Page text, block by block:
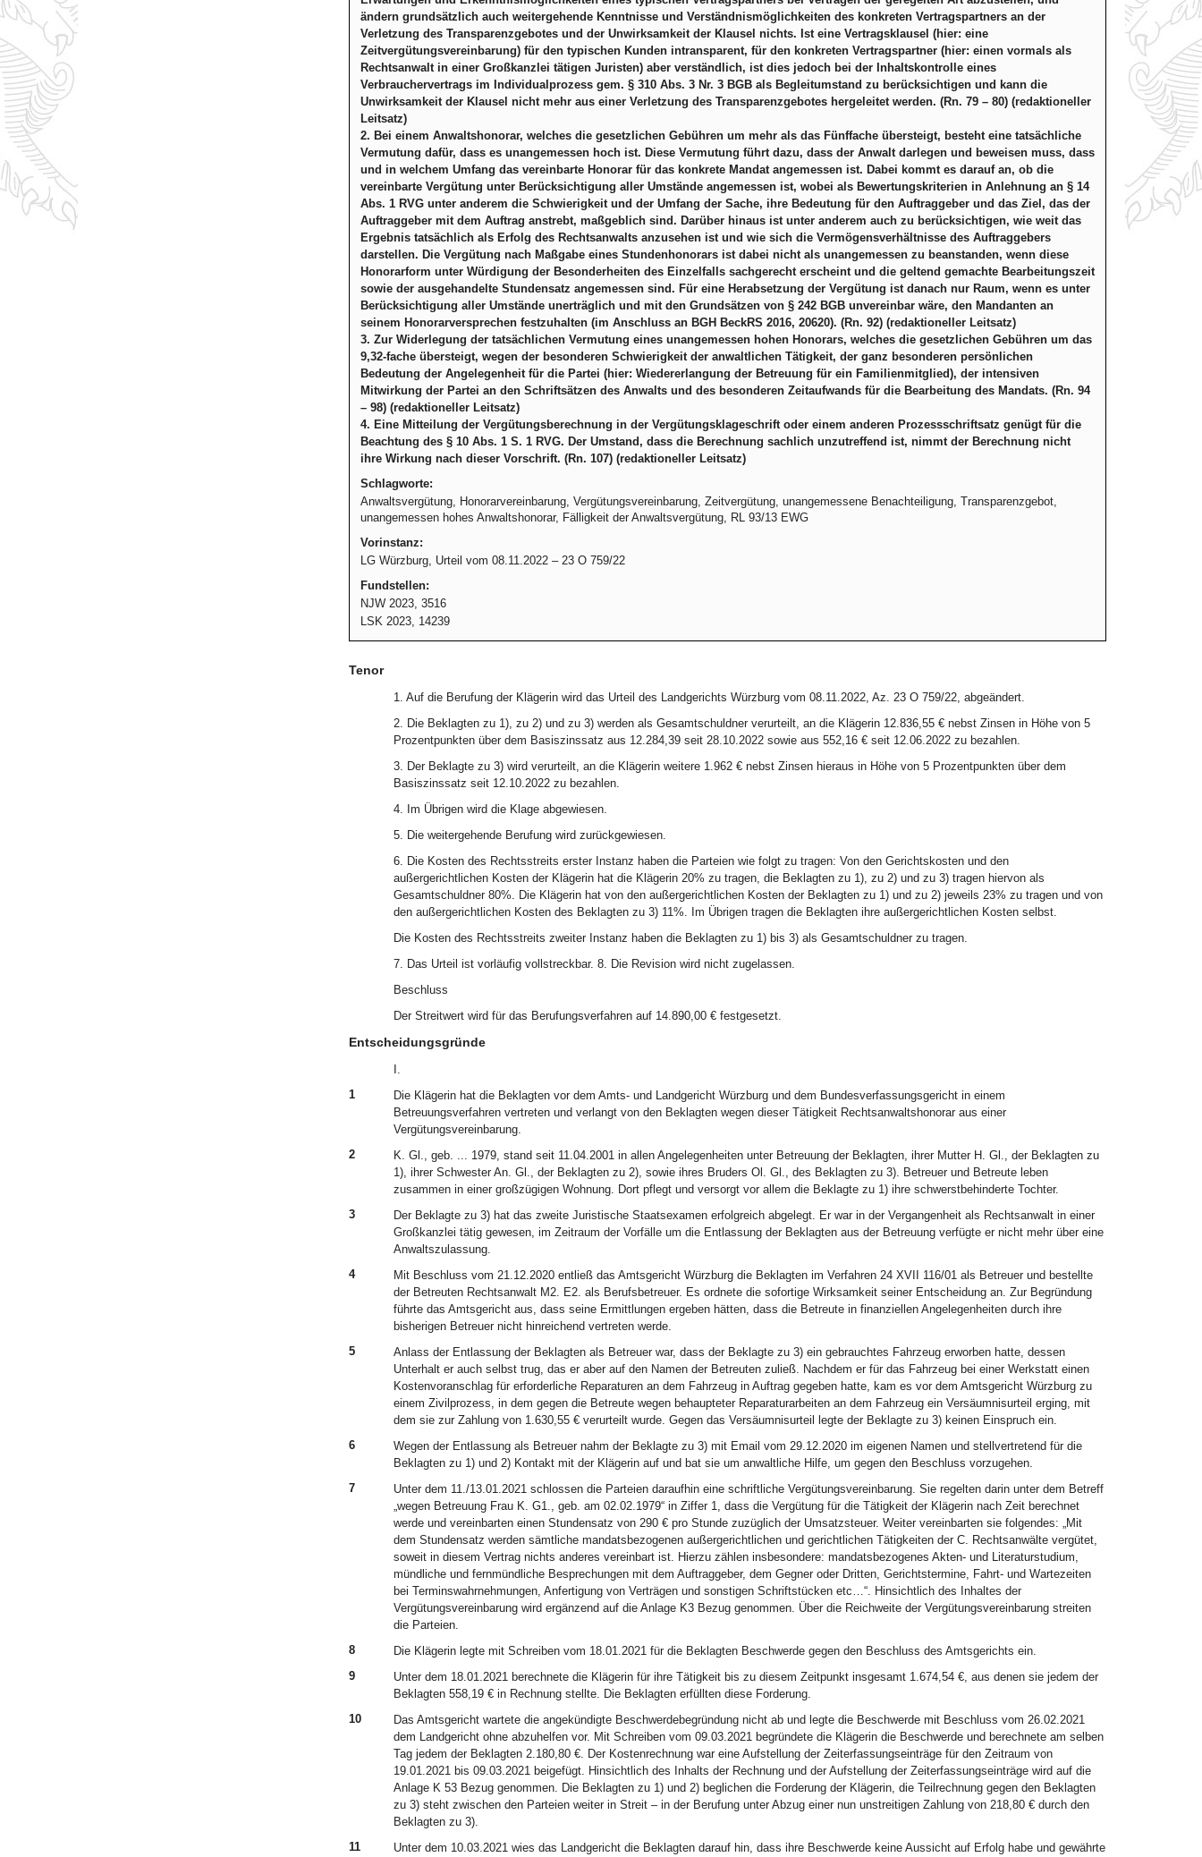
ändern grundsätzlich auch weitergehende Kenntnisse und Verständnismöglichkeiten des konkreten Vertragspartners an der
Verletzung des Transparenzgebotes und der Unwirksamkeit der Klausel nichts. Ist eine Vertragsklausel (hier: eine
Zeitvergütungsvereinbarung) für den typischen Kunden intransparent, für den konkreten Vertragspartner (hier: einen vormals als
Rechtsanwalt in einer Großkanzlei tätigen Juristen) aber verständlich, ist dies jedoch bei der Inhaltskontrolle eines
Verbrauchervertrags im Individualprozess gem. § 310 Abs. 3 Nr. 3 BGB als Begleitumstand zu berücksichtigen und kann die
Unwirksamkeit der Klausel nicht mehr aus einer Verletzung des Transparenzgebotes hergeleitet werden. (Rn. 79 – 80) (redaktioneller
Leitsatz)
2. Bei einem Anwaltshonorar, welches die gesetzlichen Gebühren um mehr als das Fünffache übersteigt, besteht eine tatsächliche
Vermutung dafür, dass es unangemessen hoch ist. Diese Vermutung führt dazu, dass der Anwalt darlegen und beweisen muss, dass
und in welchem Umfang das vereinbarte Honorar für das konkrete Mandat angemessen ist. Dabei kommt es darauf an, ob die
vereinbarte Vergütung unter Berücksichtigung aller Umstände angemessen ist, wobei als Bewertungskriterien in Anlehnung an § 14
Abs. 1 RVG unter anderem die Schwierigkeit und der Umfang der Sache, ihre Bedeutung für den Auftraggeber und das Ziel, das der
Auftraggeber mit dem Auftrag anstrebt, maßgeblich sind. Darüber hinaus ist unter anderem auch zu berücksichtigen, wie weit das
Ergebnis tatsächlich als Erfolg des Rechtsanwalts anzusehen ist und wie sich die Vermögensverhältnisse des Auftraggebers
darstellen. Die Vergütung nach Maßgabe eines Stundenhonorars ist dabei nicht als unangemessen zu beanstanden, wenn diese
Honorarform unter Würdigung der Besonderheiten des Einzelfalls sachgerecht erscheint und die geltend gemachte Bearbeitungszeit
sowie der ausgehandelte Stundensatz angemessen sind. Für eine Herabsetzung der Vergütung ist danach nur Raum, wenn es unter
Berücksichtigung aller Umstände unerträglich und mit den Grundsätzen von § 242 BGB unvereinbar wäre, den Mandanten an
seinem Honorarversprechen festzuhalten (im Anschluss an BGH BeckRS 2016, 20620). (Rn. 92) (redaktioneller Leitsatz)
3. Zur Widerlegung der tatsächlichen Vermutung eines unangemessen hohen Honorars, welches die gesetzlichen Gebühren um das
9,32-fache übersteigt, wegen der besonderen Schwierigkeit der anwaltlichen Tätigkeit, der ganz besonderen persönlichen
Bedeutung der Angelegenheit für die Partei (hier: Wiedererlangung der Betreuung für ein Familienmitglied), der intensiven
Mitwirkung der Partei an den Schriftsätzen des Anwalts und des besonderen Zeitaufwands für die Bearbeitung des Mandats. (Rn. 94
– 98) (redaktioneller Leitsatz)
4. Eine Mitteilung der Vergütungsberechnung in der Vergütungsklageschrift oder einem anderen Prozessschriftsatz genügt für die
Beachtung des § 10 Abs. 1 S. 1 RVG. Der Umstand, dass die Berechnung sachlich unzutreffend ist, nimmt der Berechnung nicht
ihre Wirkung nach dieser Vorschrift. (Rn. 107) (redaktioneller Leitsatz)
Schlagworte:
Anwaltsvergütung, Honorarvereinbarung, Vergütungsvereinbarung, Zeitvergütung, unangemessene Benachteiligung, Transparenzgebot,
unangemessen hohes Anwaltshonorar, Fälligkeit der Anwaltsvergütung, RL 93/13 EWG
Vorinstanz:
LG Würzburg, Urteil vom 08.11.2022 – 23 O 759/22
Fundstellen:
NJW 2023, 3516
LSK 2023, 14239
Tenor
1. Auf die Berufung der Klägerin wird das Urteil des Landgerichts Würzburg vom 08.11.2022, Az. 23 O 759/22, abgeändert.
2. Die Beklagten zu 1), zu 2) und zu 3) werden als Gesamtschuldner verurteilt, an die Klägerin 12.836,55 € nebst Zinsen in Höhe von 5
Prozentpunkten über dem Basiszinssatz aus 12.284,39 seit 28.10.2022 sowie aus 552,16 € seit 12.06.2022 zu bezahlen.
3. Der Beklagte zu 3) wird verurteilt, an die Klägerin weitere 1.962 € nebst Zinsen hieraus in Höhe von 5 Prozentpunkten über dem
Basiszinssatz seit 12.10.2022 zu bezahlen.
4. Im Übrigen wird die Klage abgewiesen.
5. Die weitergehende Berufung wird zurückgewiesen.
6. Die Kosten des Rechtsstreits erster Instanz haben die Parteien wie folgt zu tragen: Von den Gerichtskosten und den
außergerichtlichen Kosten der Klägerin hat die Klägerin 20% zu tragen, die Beklagten zu 1), zu 2) und zu 3) tragen hiervon als
Gesamtschuldner 80%. Die Klägerin hat von den außergerichtlichen Kosten der Beklagten zu 1) und zu 2) jeweils 23% zu tragen und von
den außergerichtlichen Kosten des Beklagten zu 3) 11%. Im Übrigen tragen die Beklagten ihre außergerichtlichen Kosten selbst.
Die Kosten des Rechtsstreits zweiter Instanz haben die Beklagten zu 1) bis 3) als Gesamtschuldner zu tragen.
7. Das Urteil ist vorläufig vollstreckbar. 8. Die Revision wird nicht zugelassen.
Beschluss
Der Streitwert wird für das Berufungsverfahren auf 14.890,00 € festgesetzt.
Entscheidungsgründe
I.
1
Die Klägerin hat die Beklagten vor dem Amts- und Landgericht Würzburg und dem Bundesverfassungsgericht in einem
Betreuungsverfahren vertreten und verlangt von den Beklagten wegen dieser Tätigkeit Rechtsanwaltshonorar aus einer
Vergütungsvereinbarung.
2
K. Gl., geb. ... 1979, stand seit 11.04.2001 in allen Angelegenheiten unter Betreuung der Beklagten, ihrer Mutter H. Gl., der Beklagten zu
1), ihrer Schwester An. Gl., der Beklagten zu 2), sowie ihres Bruders Ol. Gl., des Beklagten zu 3). Betreuer und Betreute leben
zusammen in einer großzügigen Wohnung. Dort pflegt und versorgt vor allem die Beklagte zu 1) ihre schwerstbehinderte Tochter.
3
Der Beklagte zu 3) hat das zweite Juristische Staatsexamen erfolgreich abgelegt. Er war in der Vergangenheit als Rechtsanwalt in einer
Großkanzlei tätig gewesen, im Zeitraum der Vorfälle um die Entlassung der Beklagten aus der Betreuung verfügte er nicht mehr über eine
Anwaltszulassung.
4
Mit Beschluss vom 21.12.2020 entließ das Amtsgericht Würzburg die Beklagten im Verfahren 24 XVII 116/01 als Betreuer und bestellte
der Betreuten Rechtsanwalt M2. E2. als Berufsbetreuer. Es ordnete die sofortige Wirksamkeit seiner Entscheidung an. Zur Begründung
führte das Amtsgericht aus, dass seine Ermittlungen ergeben hätten, dass die Betreute in finanziellen Angelegenheiten durch ihre
bisherigen Betreuer nicht hinreichend vertreten werde.
5
Anlass der Entlassung der Beklagten als Betreuer war, dass der Beklagte zu 3) ein gebrauchtes Fahrzeug erworben hatte, dessen
Unterhalt er auch selbst trug, das er aber auf den Namen der Betreuten zuließ. Nachdem er für das Fahrzeug bei einer Werkstatt einen
Kostenvoranschlag für erforderliche Reparaturen an dem Fahrzeug in Auftrag gegeben hatte, kam es vor dem Amtsgericht Würzburg zu
einem Zivilprozess, in dem gegen die Betreute wegen behaupteter Reparaturarbeiten an dem Fahrzeug ein Versäumnisurteil erging, mit
dem sie zur Zahlung von 1.630,55 € verurteilt wurde. Gegen das Versäumnisurteil legte der Beklagte zu 3) keinen Einspruch ein.
6
Wegen der Entlassung als Betreuer nahm der Beklagte zu 3) mit Email vom 29.12.2020 im eigenen Namen und stellvertretend für die
Beklagten zu 1) und 2) Kontakt mit der Klägerin auf und bat sie um anwaltliche Hilfe, um gegen den Beschluss vorzugehen.
7
Unter dem 11./13.01.2021 schlossen die Parteien daraufhin eine schriftliche Vergütungsvereinbarung. Sie regelten darin unter dem Betreff
„wegen Betreuung Frau K. G1., geb. am 02.02.1979“ in Ziffer 1, dass die Vergütung für die Tätigkeit der Klägerin nach Zeit berechnet
werde und vereinbarten einen Stundensatz von 290 € pro Stunde zuzüglich der Umsatzsteuer. Weiter vereinbarten sie folgendes: „Mit
dem Stundensatz werden sämtliche mandatsbezogenen außergerichtlichen und gerichtlichen Tätigkeiten der C. Rechtsanwälte vergütet,
soweit in diesem Vertrag nichts anderes vereinbart ist. Hierzu zählen insbesondere: mandatsbezogenes Akten- und Literaturstudium,
mündliche und fernmündliche Besprechungen mit dem Auftraggeber, dem Gegner oder Dritten, Gerichtstermine, Fahrt- und Wartezeiten
bei Terminswahrnehmungen, Anfertigung von Verträgen und sonstigen Schriftstücken etc…“. Hinsichtlich des Inhaltes der
Vergütungsvereinbarung wird ergänzend auf die Anlage K3 Bezug genommen. Über die Reichweite der Vergütungsvereinbarung streiten
die Parteien.
8
Die Klägerin legte mit Schreiben vom 18.01.2021 für die Beklagten Beschwerde gegen den Beschluss des Amtsgerichts ein.
9
Unter dem 18.01.2021 berechnete die Klägerin für ihre Tätigkeit bis zu diesem Zeitpunkt insgesamt 1.674,54 €, aus denen sie jedem der
Beklagten 558,19 € in Rechnung stellte. Die Beklagten erfüllten diese Forderung.
10
Das Amtsgericht wartete die angekündigte Beschwerdebegründung nicht ab und legte die Beschwerde mit Beschluss vom 26.02.2021
dem Landgericht ohne abzuhelfen vor. Mit Schreiben vom 09.03.2021 begründete die Klägerin die Beschwerde und berechnete am selben
Tag jedem der Beklagten 2.180,80 €. Der Kostenrechnung war eine Aufstellung der Zeiterfassungseinträge für den Zeitraum von
19.01.2021 bis 09.03.2021 beigefügt. Hinsichtlich des Inhalts der Rechnung und der Aufstellung der Zeiterfassungseinträge wird auf die
Anlage K 53 Bezug genommen. Die Beklagten zu 1) und 2) beglichen die Forderung der Klägerin, die Teilrechnung gegen den Beklagten
zu 3) steht zwischen den Parteien weiter in Streit – in der Berufung unter Abzug einer nun unstreitigen Zahlung von 218,80 € durch den
Beklagten zu 3).
11
Unter dem 10.03.2021 wies das Landgericht die Beklagten darauf hin, dass ihre Beschwerde keine Aussicht auf Erfolg habe und gewährte